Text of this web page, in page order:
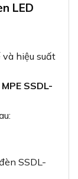
LED
hiệu suất
SSDL-
SSDL-